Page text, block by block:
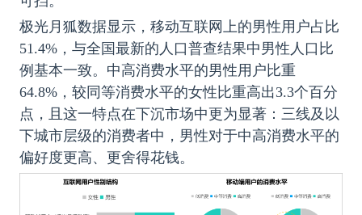
极光月狐数据显示，移动互联网上的男性用户占比
51.4%，与全国最新的人口普查结果中男性人口比
例基本一致。中高消费水平的男性用户比重
64.8%，较同等消费水平的女性比重高出3.3个百分
点，且这一特点在下沉市场中更为显著：三线及以
下城市层级的消费者中，男性对于中高消费水平的
偏好度更高、更舍得花钱。